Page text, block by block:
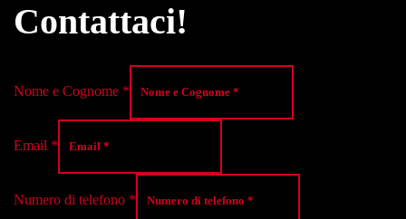
Contattaci!
Nome e Cognome *
Email *
Numero di telefono *